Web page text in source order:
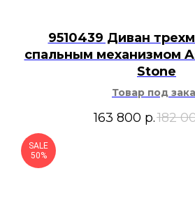
9510439 Диван
спальным механизмом
Stone
Товар под
163 800 р.182
SALE
50%